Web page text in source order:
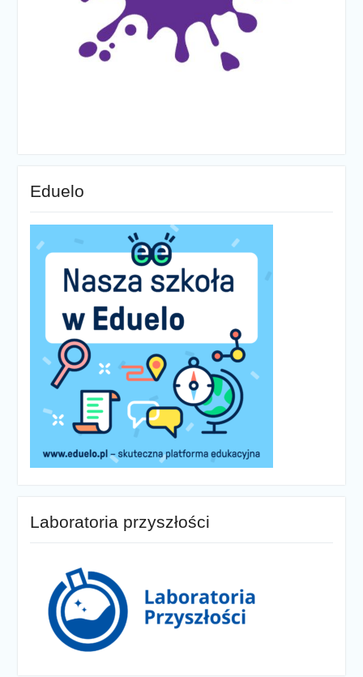
Eduelo
Laboratoria przyszłości